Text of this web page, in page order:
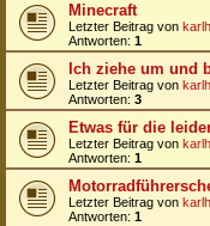
Minecraft
Letzter Beitrag von
Antworten: 1
Ich ziehe um und
Letzter Beitrag von
Antworten: 3
Etwas für die
Letzter Beitrag von
Antworten: 1
Letzter Beitrag von
Antworten: 1